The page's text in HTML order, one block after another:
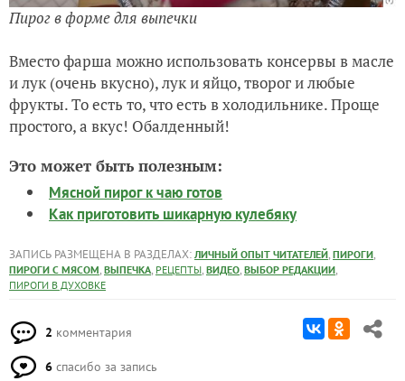
Пирог в форме для выпечки
Вместо фарша можно использовать консервы в масле
и лук (очень вкусно), лук и яйцо, творог и любые
фрукты. То есть то, что есть в холодильнике. Проще
простого, а вкус! Обалденный!
Это может быть полезным:
Мясной пирог к чаю готов
Как приготовить шикарную кулебяку
ЗАПИСЬ РАЗМЕЩЕНА В РАЗДЕЛАХ: ЛИЧНЫЙ ОПЫТ ЧИТАТЕЛЕЙ, ПИРОГИ,
ПИРОГИ С МЯСОМ, ВЫПЕЧКА, РЕЦЕПТЫ, ВИДЕО, ВЫБОР РЕДАКЦИИ,
ПИРОГИ В ДУХОВКЕ
2 комментария
6 спасибо за запись